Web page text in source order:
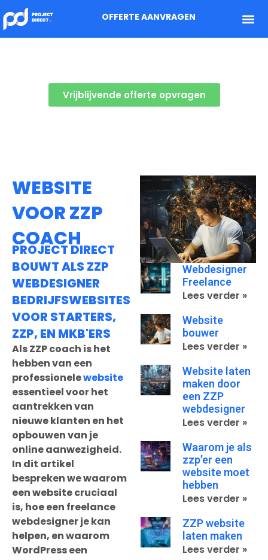
OFFERTE AANVRAGEN
Vrijblijvende offerte opvragen
WEBSITE
VOOR ZZP
COACH
PROJECT DIRECT
BOUWT ALS ZZP
WEBDESIGNER
BEDRIJFSWEBSITES
VOOR STARTERS,
ZZP, EN MKB'ERS
Als ZZP coach is het
hebben van een
professionelewebsite
essentieel voor het
aantrekken van
nieuwe klanten en het
opbouwen van je
online aanwezigheid.
In dit artikel
bespreken we waarom
een website cruciaal
is, hoe een freelance
webdesigner je kan
helpen, en waarom
WordPress een
Webdesigner
Freelance
Lees verder »
Website
bouwer
Lees verder »
Website laten
maken door
een ZZP
webdesigner
Lees verder »
Waarom je als
zzp’er een
website moet
hebben
Lees verder »
ZZP website
laten maken
Lees verder »